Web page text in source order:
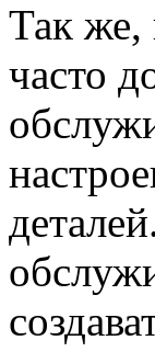
Так же,
часто